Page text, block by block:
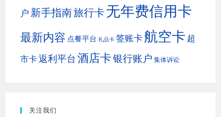
户 新手指南旅行卡无年费信用卡
最新内容 点餐平台 礼品卡 签账卡航空卡 超
市卡返利平台 酒店卡银行账户 集体诉讼
关注我们